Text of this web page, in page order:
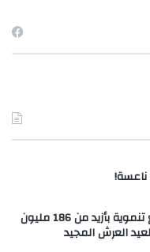
عامل إقليم صفرو يطلق ويدشن مشاريع تنموية بأزيد من 186 مليون
العرش المجيد